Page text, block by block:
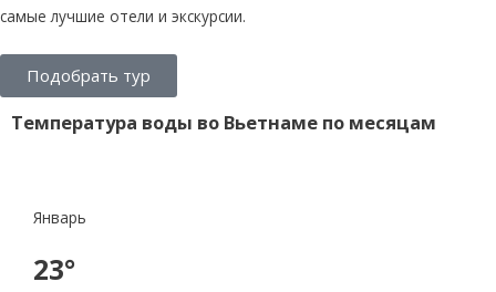
самые лучшие отели и экскурсии.
Подобрать тур
Температура воды во Вьетнаме по месяцам
Январь
23°